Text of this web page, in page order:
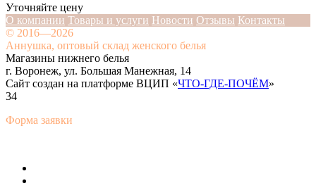
Уточняйте цену
О компании Товары и услуги Новости Отзывы Контакты
© 2016—2026
Аннушка, оптовый склад женского белья
Магазины нижнего белья
г. Воронеж, ул. Большая Манежная, 14
Сайт создан на платформе ВЦИП «ЧТО-ГДЕ-ПОЧЁМ»
34
Форма заявки